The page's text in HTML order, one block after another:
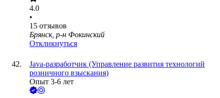
4.0
•
15 отзывов
Брянск, р-н Фокинский
Откликнуться
Java-разработчик (Управление развития технологий
розничного взыскания)
Опыт 3-6 лет